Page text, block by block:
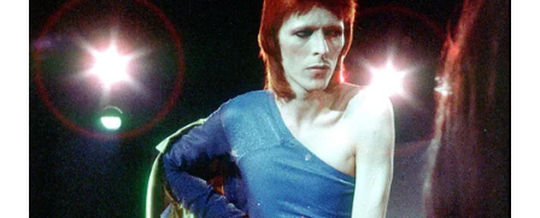
INDRAMAYU
WN
KUNINGAN
WN
MAJALENGKA